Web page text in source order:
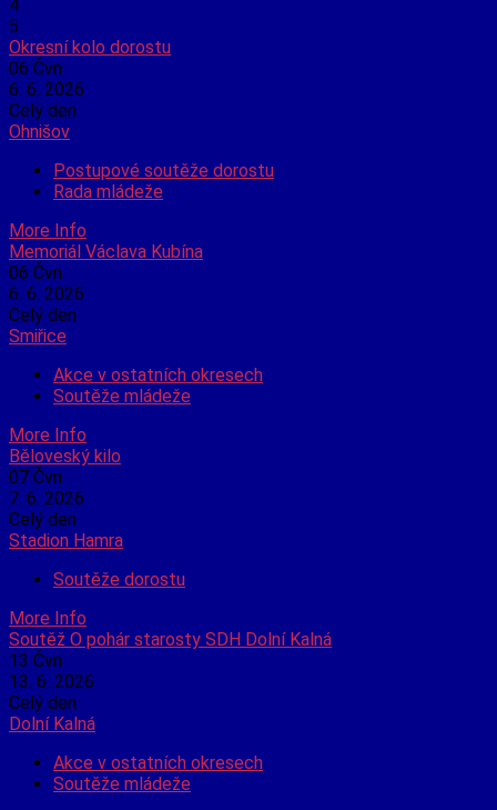
4
5
Okresní kolo dorostu
06 Čvn
6. 6. 2026
Celý den
Ohnišov
Postupové soutěže dorostu
Rada mládeže
More Info
Memoriál Václava Kubína
06 Čvn
6. 6. 2026
Celý den
Smiřice
Akce v ostatních okresech
Soutěže mládeže
More Info
Běloveský kilo
07 Čvn
7. 6. 2026
Celý den
Stadion Hamra
Soutěže dorostu
More Info
Soutěž O pohár starosty SDH Dolní Kalná
13 Čvn
13. 6. 2026
Celý den
Dolní Kalná
Akce v ostatních okresech
Soutěže mládeže